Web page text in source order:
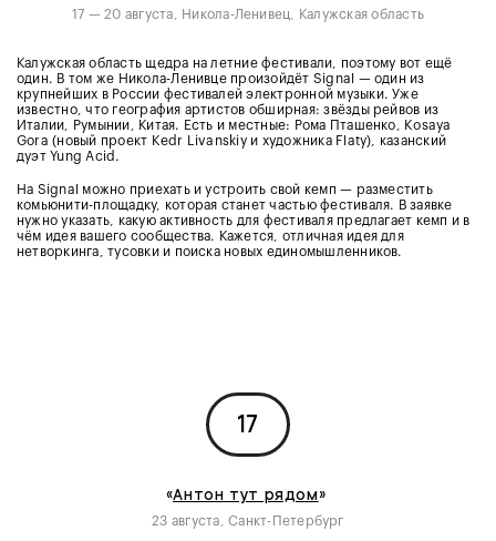
17 — 20 августа, Никола-Ленивец, Калужская область
Калужская область щедра на летние фестивали, поэтому вот ещё
один. В том же Никола-Ленивце произойдёт Signal — один из
крупнейших в России фестивалей электронной музыки. Уже
известно, что география артистов обширная: звёзды рейвов из
Италии, Румынии, Китая. Есть и местные: Рома Пташенко, Kosaya
Gora (новый проект Kedr Livanskiy и художника Flaty), казанский
дуэт Yung Acid.
На Signal можно приехать и устроить свой кемп — разместить
комьюнити-площадку, которая станет частью фестиваля. В заявке
нужно указать, какую активность для фестиваля предлагает кемп и в
чём идея вашего сообщества. Кажется, отличная идея для
нетворкинга, тусовки и поиска новых единомышленников.
17
«Антон тут рядом»
23 августа, Санкт-Петербург